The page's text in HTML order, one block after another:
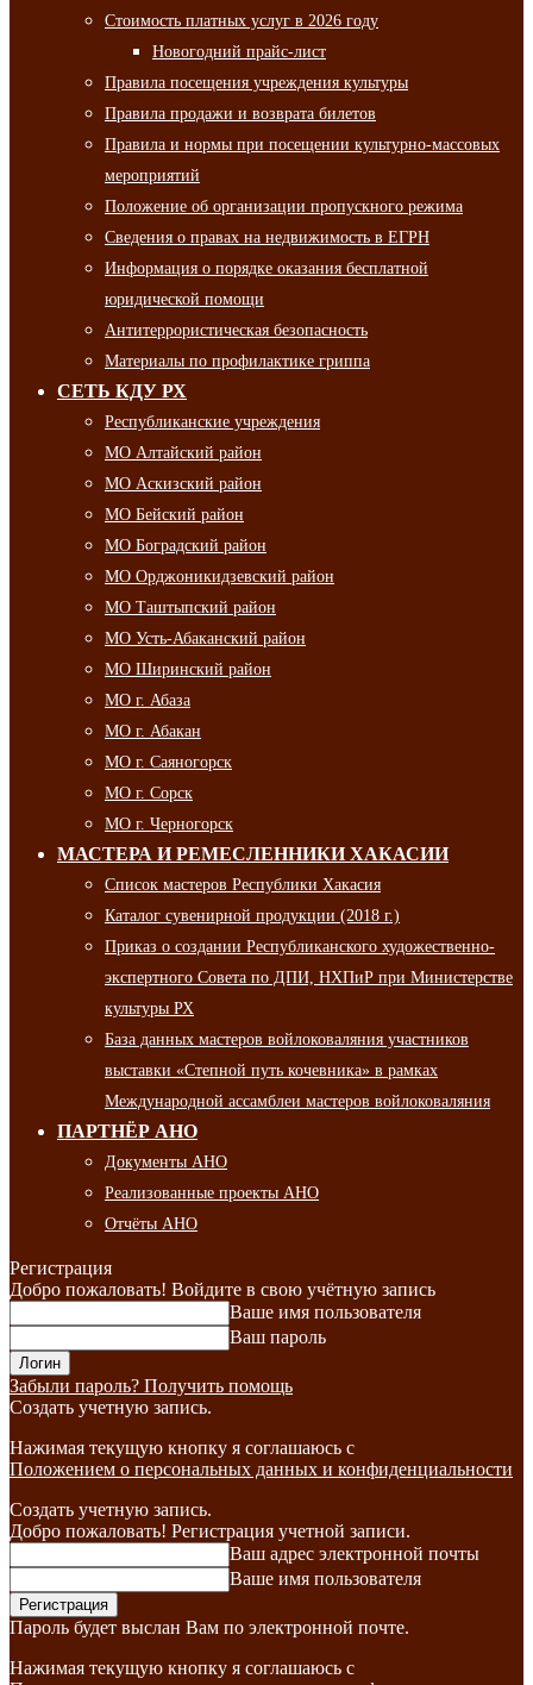
Стоимость платных услуг в 2026 году
Новогодний прайс-лист
Правила посещения учреждения культуры
Правила продажи и возврата билетов
Правила и нормы при посещении культурно-массовых
мероприятий
Положение об организации пропускного режима
Сведения о правах на недвижимость в ЕГРН
Информация о порядке оказания бесплатной
юридической помощи
Антитеррористическая безопасность
Материалы по профилактике гриппа
СЕТЬ КДУ РХ
Республиканские учреждения
МО Алтайский район
МО Аскизский район
МО Бейский район
МО Боградский район
МО Орджоникидзевский район
МО Таштыпский район
МО Усть-Абаканский район
МО Ширинский район
МО г. Абаза
МО г. Абакан
МО г. Саяногорск
МО г. Сорск
МО г. Черногорск
МАСТЕРА И РЕМЕСЛЕННИКИ ХАКАСИИ
Список мастеров Республики Хакасия
Каталог сувенирной продукции (2018 г.)
Приказ о создании Республиканского художественно-
экспертного Совета по ДПИ, НХПиР при Министерстве
культуры РХ
База данных мастеров войлоковаляния участников
выставки «Степной путь кочевника» в рамках
Международной ассамблеи мастеров войлоковаляния
ПАРТНЁР АНО
Документы АНО
Реализованные проекты АНО
Отчёты АНО
Регистрация
Добро пожаловать! Войдите в свою учётную запись
Ваше имя пользователя
Ваш пароль
Забыли пароль? Получить помощь
Создать учетную запись.
Нажимая текущую кнопку я соглашаюсь с
Положением о персональных данных и конфиденциальности
Создать учетную запись.
Добро пожаловать! Регистрация учетной записи.
Ваш адрес электронной почты
Ваше имя пользователя
Пароль будет выслан Вам по электронной почте.
Нажимая текущую кнопку я соглашаюсь с